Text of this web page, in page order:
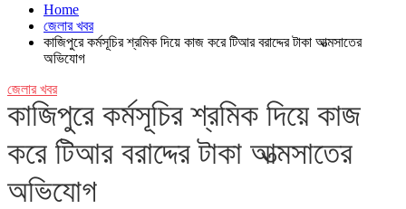
Home
জেলার খবর
কাজিপুরে কর্মসূচির শ্রমিক দিয়ে কাজ করে টিআর বরাদ্দের টাকা আত্মসাতের
অভিযোগ
জেলার খবর
কাজিপুরে কর্মসূচির শ্রমিক দিয়ে কাজ
করে টিআর বরাদ্দের টাকা আত্মসাতের
অভিযোগ